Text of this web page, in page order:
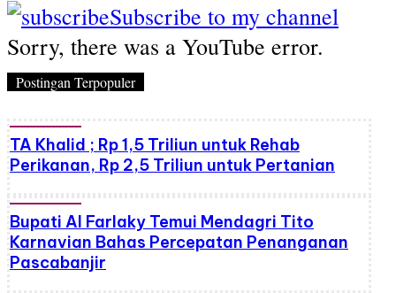
Subscribe to my channel
Sorry, there was a YouTube error.
Postingan Terpopuler
TA Khalid ; Rp 1,5 Triliun untuk Rehab
Perikanan, Rp 2,5 Triliun untuk Pertanian
Bupati Al Farlaky Temui Mendagri Tito
Karnavian Bahas Percepatan Penanganan
Pascabanjir